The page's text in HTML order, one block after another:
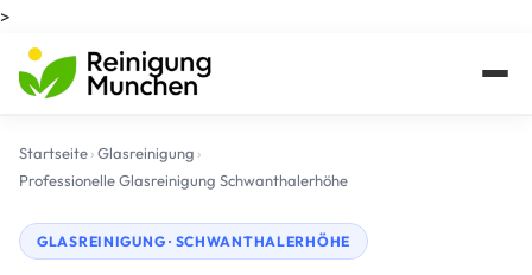
>
Startseite›Glasreinigung ›
Professionelle Glasreinigung Schwanthalerhöhe
GLASREINIGUNG · SCHWANTHALERHÖHE